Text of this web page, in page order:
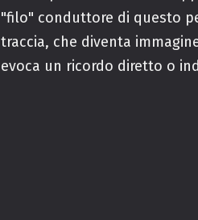
"filo" conduttore di questo
traccia, che diventa
evoca un ricordo diretto o